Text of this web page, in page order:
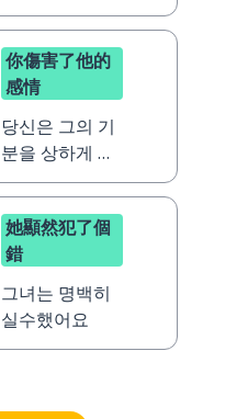
你傷害了他的
感情
당신은 그의 기
분을 상하게 했
어요
她顯然犯了個
錯
그녀는 명백히
실수했어요